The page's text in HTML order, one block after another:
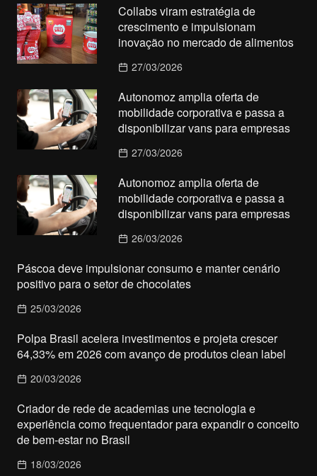
Collabs viram estratégia de
crescimento e impulsionam
inovação no mercado de alimentos
27/03/2026
Autonomoz amplia oferta de
mobilidade corporativa e passa a
disponibilizar vans para empresas
27/03/2026
Autonomoz amplia oferta de
mobilidade corporativa e passa a
disponibilizar vans para empresas
26/03/2026
Páscoa deve impulsionar consumo e manter cenário
positivo para o setor de chocolates
25/03/2026
Polpa Brasil acelera investimentos e projeta crescer
64,33% em 2026 com avanço de produtos clean label
20/03/2026
Criador de rede de academias une tecnologia e
experiência como frequentador para expandir o conceito
de bem-estar no Brasil
18/03/2026